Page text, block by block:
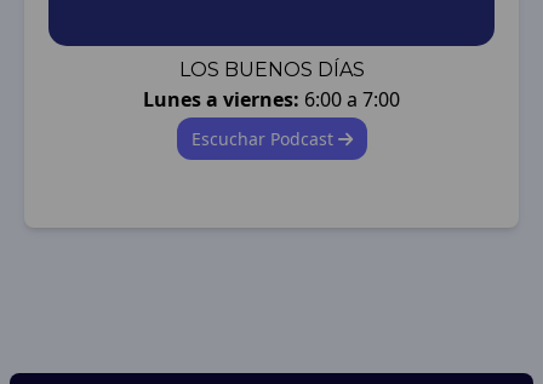
LOS BUENOS DÍAS
Lunes a viernes: 6:00 a 7:00
Escuchar Podcast